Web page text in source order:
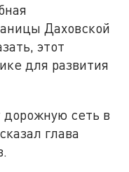
Даховской
этот
для развития
дорожную сеть в
глава